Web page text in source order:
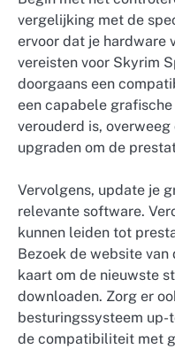
vergelijking met de
ervoor dat je hardware
vereisten voor Skyrim
doorgaans een
een capabele
verouderd is,
upgraden om de
Vervolgens, update je
relevante software.
kunnen leiden tot
Bezoek de website
kaart om de nieuwste
downloaden. Zorg er
besturingssysteem up-
de compatibiliteit met